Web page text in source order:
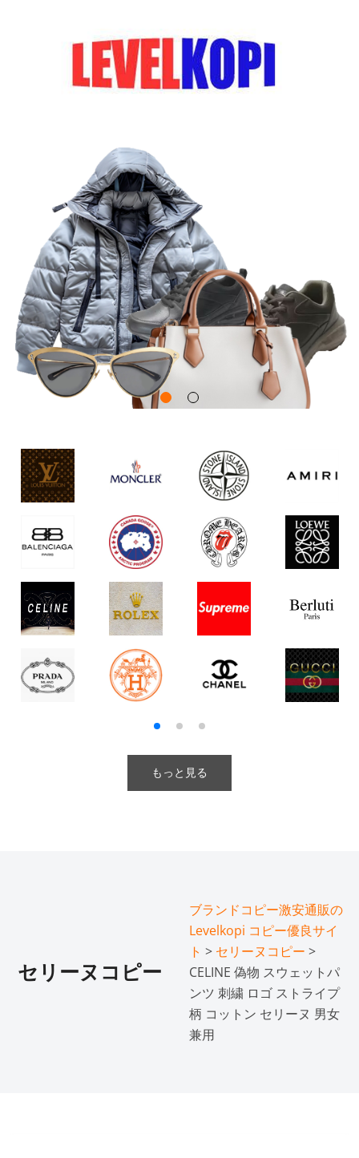
もっと見る
セリーヌコピー
ブランドコピー激安通販の
Levelkopi コピー優良サイ
ト > セリーヌコピー >
CELINE 偽物 スウェットパ
ンツ 刺繍 ロゴ ストライプ
柄 コットン セリーヌ 男女
兼用